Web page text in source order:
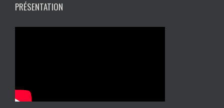
PRÉSENTATION